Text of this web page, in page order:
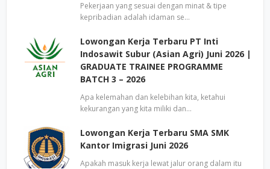
Pekerjaan yang sesuai dengan minat & tipe
kepribadian adalah idaman se…
Lowongan Kerja Terbaru PT Inti
Indosawit Subur (Asian Agri) Juni 2026 |
GRADUATE TRAINEE PROGRAMME
BATCH 3 – 2026
Apa kelemahan dan kelebihan kita, ketahui
kekurangan yang kita miliki dan…
Lowongan Kerja Terbaru SMA SMK
Kantor Imigrasi Juni 2026
Apakah masuk kerja lewat jalur orang dalam itu